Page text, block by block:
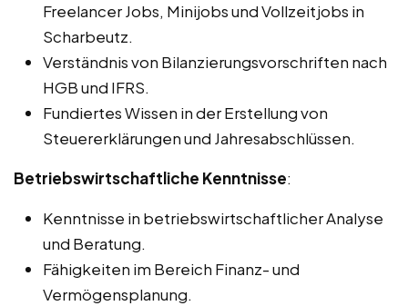
Freelancer Jobs, Minijobs und Vollzeitjobs in
Scharbeutz.
Verständnis von Bilanzierungsvorschriften nach
HGB und IFRS.
Fundiertes Wissen in der Erstellung von
Steuererklärungen und Jahresabschlüssen.
Betriebswirtschaftliche Kenntnisse:
Kenntnisse in betriebswirtschaftlicher Analyse
und Beratung.
Fähigkeiten im Bereich Finanz- und
Vermögensplanung.